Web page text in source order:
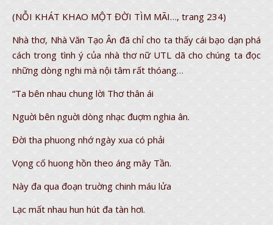
(NỖI KHÁT KHAO MỘT ĐỜI TÌM MÃI…, trang 234)
Nhà thơ, Nhà Văn Tạo Ân đã chỉ cho ta thấy cái bạo dạn phá
cách trong tình ý của nhà thơ nữ UTL dã cho chúng ta đọc
những dòng nghi mà nội tâm rất thóang…
“Ta bên nhau chung lời Thơ thân ái
Nguời bên nguời dòng nhạc đuợm nghia ân.
Đời tha phuong nhớ ngày xua có phải
Vọng cố huong hồn theo áng mây Tần.
Này đa qua đoạn truờng chinh máu lửa
Lạc mất nhau hun hút đa tàn hơi.